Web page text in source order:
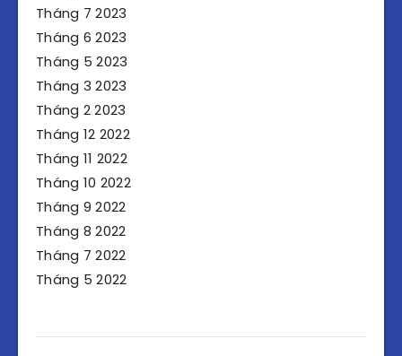
Tháng 7 2023
Tháng 6 2023
Tháng 5 2023
Tháng 3 2023
Tháng 2 2023
Tháng 12 2022
Tháng 11 2022
Tháng 10 2022
Tháng 9 2022
Tháng 8 2022
Tháng 7 2022
Tháng 5 2022